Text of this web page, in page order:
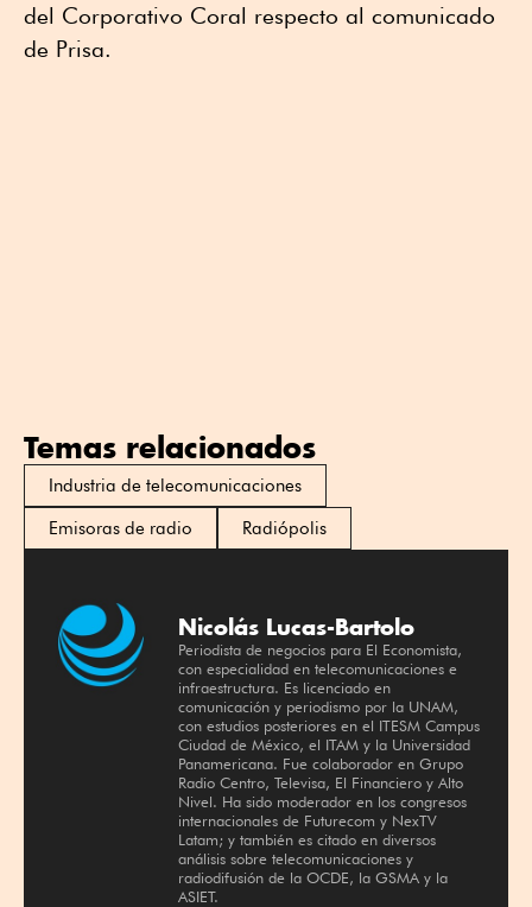
del Corporativo Coral respecto al comunicado
de Prisa.
Temas relacionados
Industria de telecomunicaciones
Emisoras de radio
Radiópolis
Nicolás Lucas-Bartolo
Periodista de negocios para El Economista,
con especialidad en telecomunicaciones e
infraestructura. Es licenciado en
comunicación y periodismo por la UNAM,
con estudios posteriores en el ITESM Campus
Ciudad de México, el ITAM y la Universidad
Panamericana. Fue colaborador en Grupo
Radio Centro, Televisa, El Financiero y Alto
Nivel. Ha sido moderador en los congresos
internacionales de Futurecom y NexTV
Latam; y también es citado en diversos
análisis sobre telecomunicaciones y
radiodifusión de la OCDE, la GSMA y la
ASIET.